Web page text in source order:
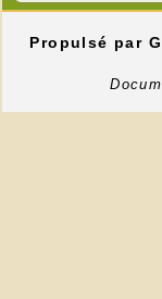
Propulsé par